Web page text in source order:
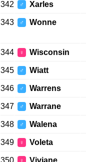
342 ♂ Xarles
343 ♂ Wonne
344 ♀ Wisconsin
345 ♂ Wiatt
346 ♂ Warrens
347 ♂ Warrane
348 ♂ Walena
349 ♀ Voleta
350 ♀ Viviane